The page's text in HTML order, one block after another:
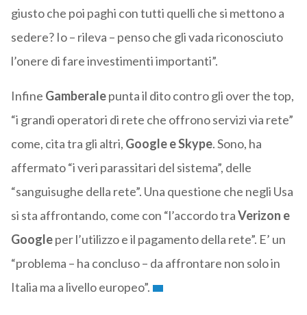
giusto che poi paghi con tutti quelli che si mettono a
sedere? Io – rileva – penso che gli vada riconosciuto
l’onere di fare investimenti importanti”.
Infine Gamberalepunta il dito contro gli over the top,
“i grandi operatori di rete che offrono servizi via rete”
come, cita tra gli altri, Google e Skype. Sono, ha
affermato “i veri parassitari del sistema”, delle
“sanguisughe della rete”. Una questione che negli Usa
si sta affrontando, come con “l’accordo traVerizon e
Googleper l’utilizzo e il pagamento della rete”. E’ un
“problema – ha concluso – da affrontare non solo in
Italia ma a livello europeo”.